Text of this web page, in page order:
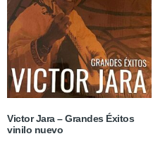
Victor Jara – Grandes Éxitos
vinilo nuevo